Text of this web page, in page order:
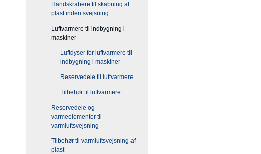
Håndskrabere til skabning af
plast inden svejsning
Luftvarmere til indbygning i
maskiner
Luftdyser for luftvarmere til
indbygning i maskiner
Reservedele til luftvarmere
Tilbehør til luftvarmere
Reservedele og
varmeelementer til
varmluftsvejsning
Tilbehør til varmluftsvejsning af
plast